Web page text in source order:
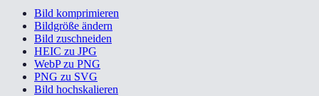
Bild komprimieren
Bildgröße ändern
Bild zuschneiden
HEIC zu JPG
WebP zu PNG
PNG zu SVG
Bild hochskalieren